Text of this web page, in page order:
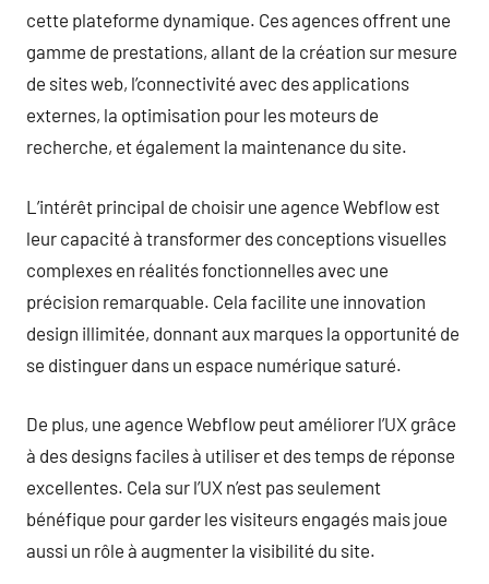
cette plateforme dynamique. Ces agences offrent une
gamme de prestations, allant de la création sur mesure
de sites web, l’connectivité avec des applications
externes, la optimisation pour les moteurs de
recherche, et également la maintenance du site.
L’intérêt principal de choisir une agence Webflow est
leur capacité à transformer des conceptions visuelles
complexes en réalités fonctionnelles avec une
précision remarquable. Cela facilite une innovation
design illimitée, donnant aux marques la opportunité de
se distinguer dans un espace numérique saturé.
De plus, une agence Webflow peut améliorer l’UX grâce
à des designs faciles à utiliser et des temps de réponse
excellentes. Cela sur l’UX n’est pas seulement
bénéfique pour garder les visiteurs engagés mais joue
aussi un rôle à augmenter la visibilité du site.